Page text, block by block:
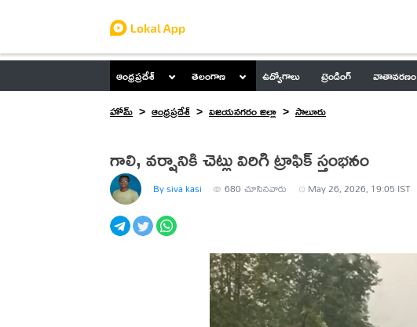
ఆంధ్రప్రదేశ్ తెలంగాణ ఉద్యోగాలు ట్రెండింగ్ వాతావరణం
హోమ్
ఆంధ్రప్రదేశ్ విజయనగరం జిల్లా సాలూరు
గాలి, వర్షానికి చెట్లు విరిగి ట్రాఫిక్ స్తంభనం
By siva kasi 680 చూసినవారు May 26, 2026, 19:05 IST